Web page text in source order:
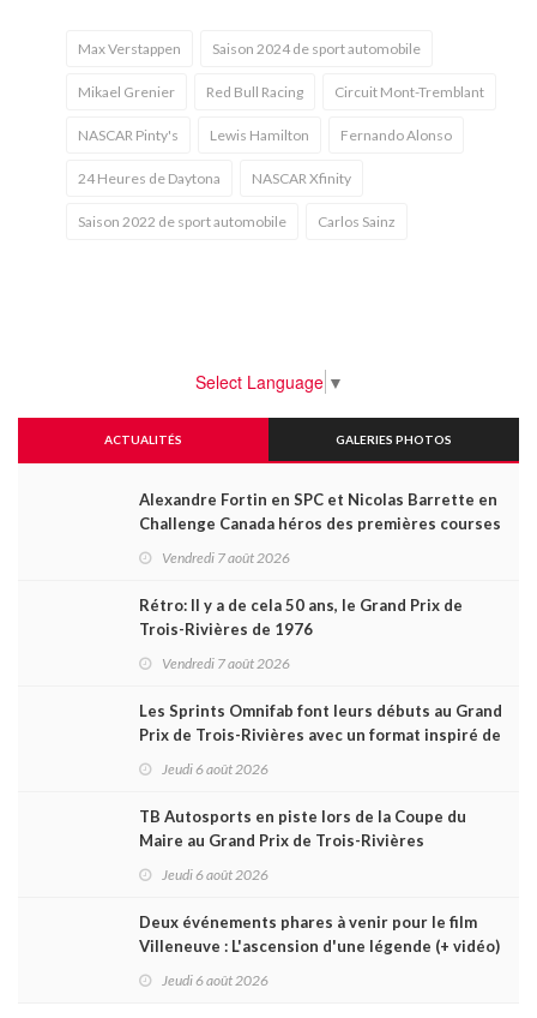
Max Verstappen Saison 2024 de sport automobile
Mikael Grenier Red Bull Racing Circuit Mont-Tremblant
NASCAR Pinty's Lewis Hamilton Fernando Alonso
24 Heures de Daytona NASCAR Xfinity
Saison 2022 de sport automobile Carlos Sainz
Select Language ▼
ACTUALITÉS GALERIES PHOTOS
Alexandre Fortin en SPC et Nicolas Barrette en
Challenge Canada héros des premières courses
Vendredi 7 août 2026
Rétro: Il y a de cela 50 ans, le Grand Prix de
Trois-Rivières de 1976
Vendredi 7 août 2026
Les Sprints Omnifab font leurs débuts au Grand
Prix de Trois-Rivières avec un format inspiré de
Jeudi 6 août 2026
TB Autosports en piste lors de la Coupe du
Maire au Grand Prix de Trois-Rivières
Jeudi 6 août 2026
Deux événements phares à venir pour le film
Villeneuve : L'ascension d'une légende (+ vidéo)
Jeudi 6 août 2026